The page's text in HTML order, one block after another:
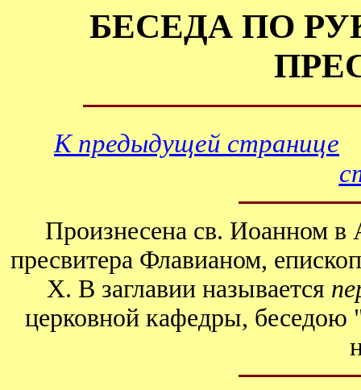
БЕСЕДА ПО
К предыдущей странице
Произнесена св. Иоанном в
пресвитера Флавианом,
Х. В заглавии называется
церковной кафедры, беседою